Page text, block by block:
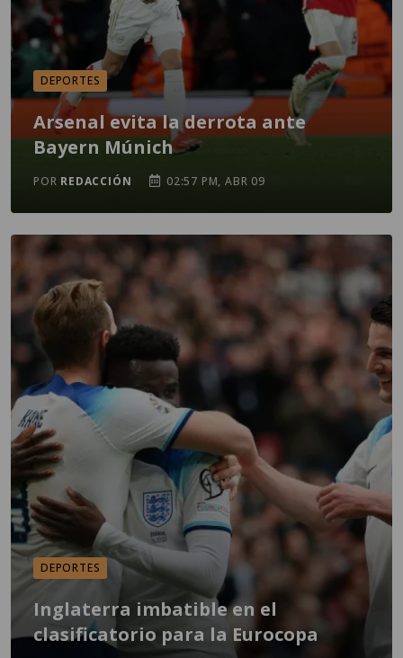
DEPORTES
Arsenal evita la derrota ante
Bayern Múnich
POR REDACCIÓN 02:57 PM, ABR 09
DEPORTES
Inglaterra imbatible en el
clasificatorio para la Eurocopa